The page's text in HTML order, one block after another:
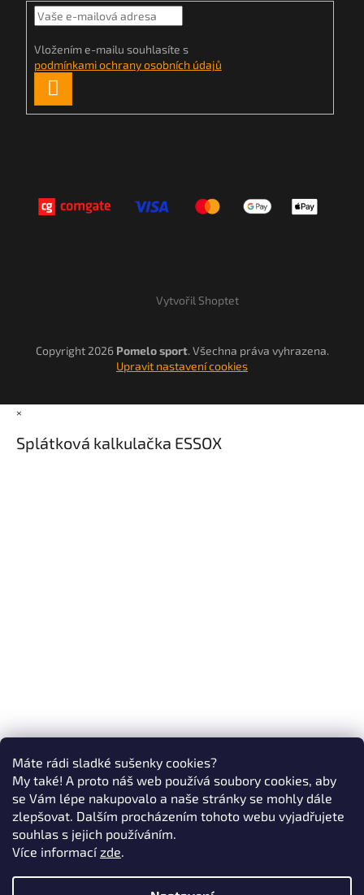
Máte rádi sladké sušenky cookies?
My také! A proto náš web používá soubory cookies, aby
se Vám lépe nakupovalo a naše stránky se mohly dále
zlepšovat. Dalším procházením tohoto webu vyjadřujete
souhlas s jejich používáním.
Více informacízde.
Vložením e-mailu souhlasíte s
podmínkami ochrany osobních údajů
SE
Vytvořil Shoptet
Copyright 2026 Pomelo sport. Všechna práva vyhrazena.
Upravit nastavení cookies
×
Splátková kalkulačka ESSOX